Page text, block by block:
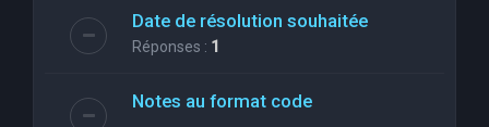
Date de résolution souhaitée
Réponses : 1
Notes au format code